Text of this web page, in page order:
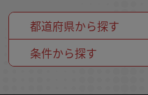
都道府県から探す
条件から探す